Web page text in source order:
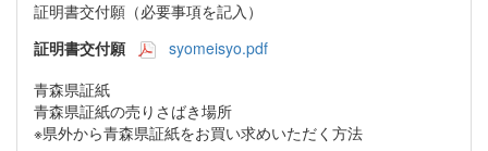
証明書交付願（必要事項を記入）
証明書交付願
syomeisyo.pdf
青森県証紙
青森県証紙の売りさばき場所
※県外から青森県証紙をお買い求めいただく方法